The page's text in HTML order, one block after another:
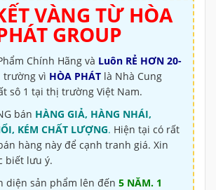
VÀNG TỪ HÒA
GROUP
Chính Hãng và Luôn RẺ HƠN 20-
trường vì HÒA PHÁT là Nhà Cung
sô 1 tại thị trường Việt Nam.
bán HÀNG GIẢ, HÀNG NHÁI,
KÉM CHẤT LƯỢNG. Hiện tại có rất
hàng này để cạnh tranh giá. Xin
biết lưu ý.
diện sản phẩm lên đến 5 NĂM. 1